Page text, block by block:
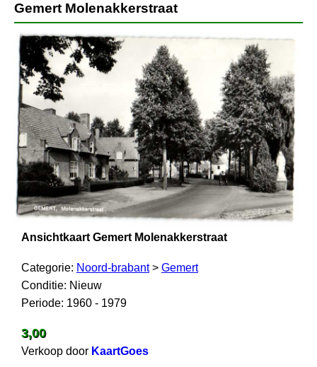
Gemert Molenakkerstraat
Ansichtkaart Gemert Molenakkerstraat
Categorie: Noord-brabant> Gemert
Conditie: Nieuw
Periode: 1960 - 1979
3,00
Verkoop door KaartGoes